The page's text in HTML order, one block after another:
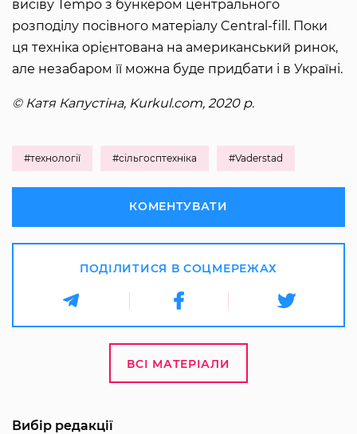
висіву Tempo з бункером центрального
розподілу посівного матеріалу Central-fill. Поки
ця техніка орієнтована на американський ринок,
але незабаром її можна буде придбати і в Україні.
© Катя Капустіна, Kurkul.com, 2020 р.
#технології #сільгосптехніка #Vaderstad
КОМЕНТУВАТИ
ПОДІЛИТИСЯ В СОЦМЕРЕЖАХ
ВСІ МАТЕРІАЛИ
Вибір редакції